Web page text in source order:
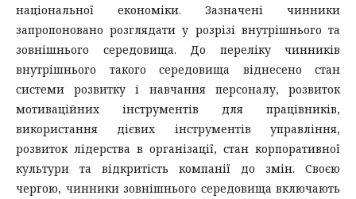
національної економіки. Зазначені чинники
запропоновано розглядати у розрізі внутрішнього та
зовнішнього середовища. До переліку чинників
внутрішнього такого середовища віднесено стан
системи розвитку і навчання персоналу, розвиток
мотиваційних інструментів для працівників,
використання дієвих інструментів управління,
розвиток лідерства в організації, стан корпоративної
культури та відкритість компанії до змін. Своєю
чергою, чинники зовнішнього середовища включають